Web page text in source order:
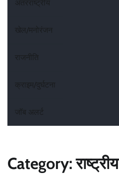
अंतरराष्ट्रीय
खेल/मनोरंजन
राजनीति
क्राइम/दुर्घटना
जॉब अलर्ट
Category:राष्ट्रीय